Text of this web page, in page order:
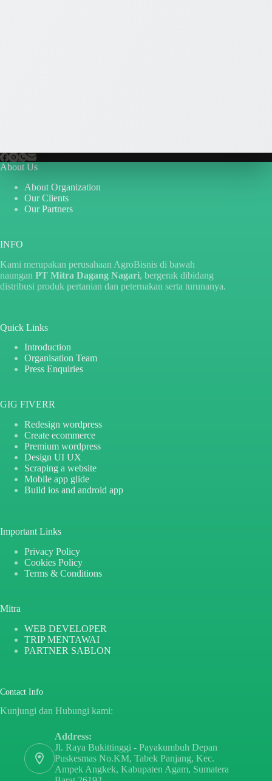
About Us
About Organization
Our Clients
Our Partners
INFO
Kami merupakan perusahaan AgroBisnis di bawah
naungan PT Mitra Dagang Nagari, bergerak dibidang
distribusi produk pertanian dan peternakan serta turunanya.
Quick Links
Introduction
Organisation Team
Press Enquiries
GIG FIVERR
Redesign wordpress
Create ecommerce
Premium wordpress
Design UI UX
Scraping a website
Mobile app glide
Build ios and android app
Important Links
Privacy Policy
Cookies Policy
Terms & Conditions
Mitra
WEB DEVELOPER
TRIP MENTAWAI
PARTNER SABLON
Contact Info
Kunjungi dan Hubungi kami:
Address:
Jl. Raya Bukittinggi - Payakumbuh Depan
Puskesmas No.KM, Tabek Panjang, Kec.
Ampek Angkek, Kabupaten Agam, Sumatera